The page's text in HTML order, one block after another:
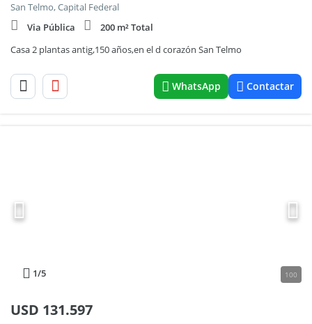
San Telmo, Capital Federal
Via Pública
200 m² Total
Casa 2 plantas antig,150 años,en el d corazón San Telmo
WhatsApp Contactar
1/5 100
USD 131.597